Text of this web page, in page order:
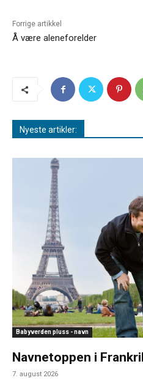
Forrige artikkel
Å være aleneforelder
Nyeste artikler:
Babyverden pluss - navn
Navnetoppen i
7. august 2026